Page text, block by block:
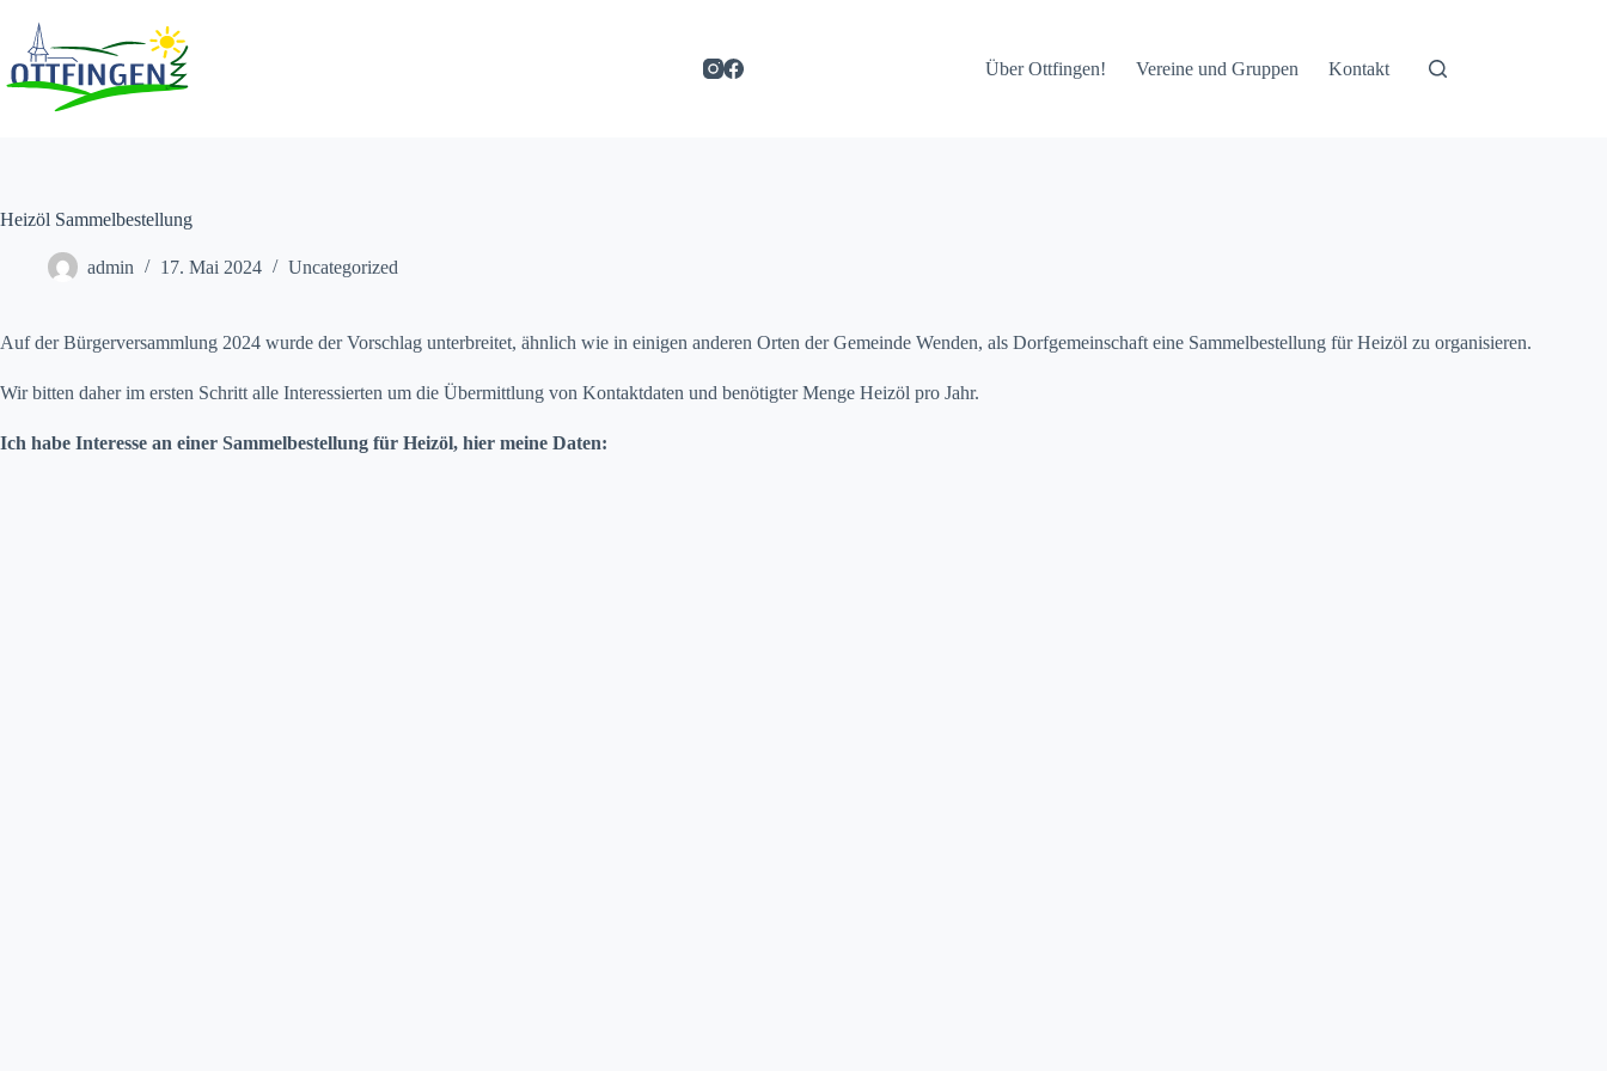
Inhalt
springen
Über Ottfingen! Vereine und Gruppen Kontakt
Heizöl Sammelbestellung
admin 17. Mai 2024 Uncategorized
Auf der Bürgerversammlung 2024 wurde der Vorschlag unterbreitet, ähnlich wie in einigen anderen Orten der Gemeinde Wenden, als Dorfgemeinschaft eine Sammelbestellung für Heizöl zu organisieren.
Wir bitten daher im ersten Schritt alle Interessierten um die Übermittlung von Kontaktdaten und benötigter Menge Heizöl pro Jahr.
Ich habe Interesse an einer Sammelbestellung für Heizöl, hier meine Daten: